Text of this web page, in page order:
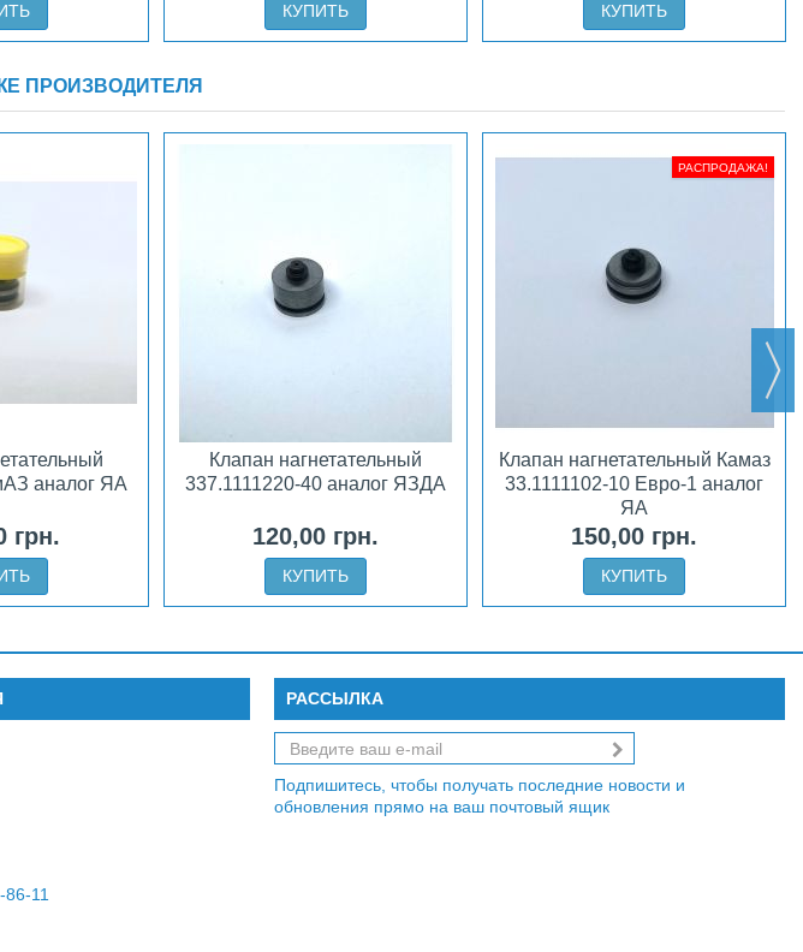
КУПИТЬ КУПИТЬ
ПРОИЗВОДИТЕЛЯ
аналог ЯА
грн.
Клапан нагнетательный
337.1111220-40 аналог ЯЗДА
120,00 грн.
КУПИТЬ
РАСПРОДАЖА!
Клапан нагнетательный Камаз
33.1111102-10 Евро-1 аналог
ЯА
150,00 грн.
КУПИТЬ
11
РАССЫЛКА
Подпишитесь, чтобы получать последние новости и
обновления прямо на ваш почтовый ящик